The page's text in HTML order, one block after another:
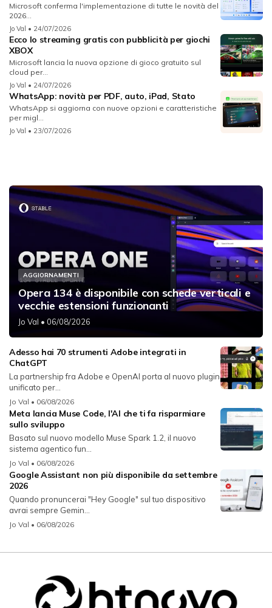
Microsoft conferma l'implementazione di tutte le novità del
2026...
Jo Val • 24/07/2026
Ecco lo streaming gratis con pubblicità per giochi
XBOX
Microsoft lancia la nuova opzione di gioco gratuito sul
cloud per...
Jo Val • 24/07/2026
WhatsApp: novità per PDF, auto, iPad, Stato
WhatsApp si aggiorna con nuove opzioni e caratteristiche
per migl...
Jo Val • 23/07/2026
AGGIORNAMENTI
Opera 134 è disponibile con schede verticali e
vecchie estensioni funzionanti
Jo Val • 06/08/2026
Adesso hai 70 strumenti Adobe integrati in
ChatGPT
La partnership fra Adobe e OpenAI porta al nuovo plugin
unificato per...
Jo Val • 06/08/2026
Meta lancia Muse Code, l'AI che ti fa risparmiare
sullo sviluppo
Basato sul nuovo modello Muse Spark 1.2, il nuovo
sistema agentico fun...
Jo Val • 06/08/2026
Google Assistant non più disponibile da settembre
2026
Quando pronuncerai "Hey Google" sul tuo dispositivo
avrai sempre Gemin...
Jo Val • 06/08/2026